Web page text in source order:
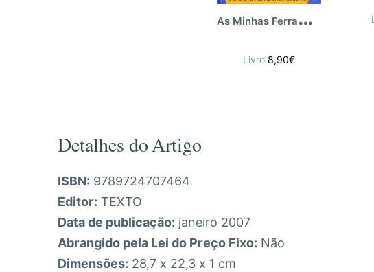
A
s Minhas Ferramentas
Livro 8,90€
Detalhes do Artigo
ISBN: 9789724707464
Editor: TEXTO
Data de publicação: janeiro 2007
Abrangido pela Lei do Preço Fixo: Não
Dimensões: 28,7 x 22,3 x 1 cm